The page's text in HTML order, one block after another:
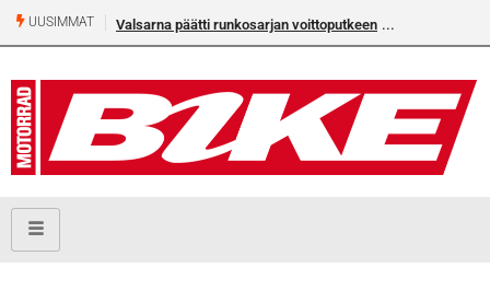
UUSIMMAT Valsarna päätti runkosarjan voittoputkeen